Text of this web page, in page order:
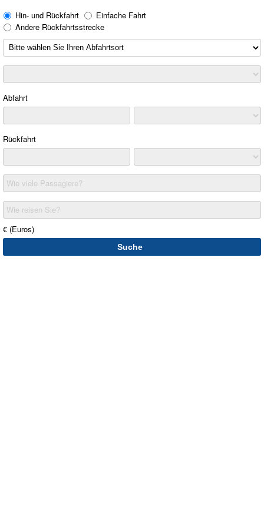
Hin- und Rückfahrt
Einfache Fahrt
Andere Rückfahrtsstrecke
Abfahrt
Rückfahrt
Wie viele Passagiere?
Wie reisen Sie?
€ (Euros)
Suche